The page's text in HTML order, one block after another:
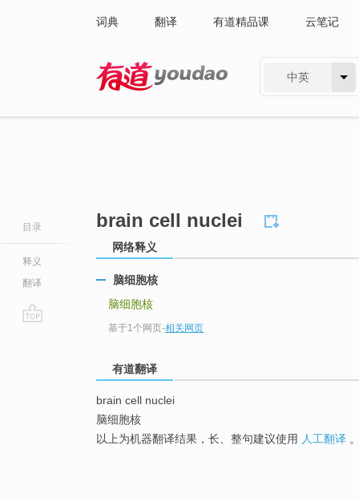
词典 翻译 有道精品课 云笔记
中英
目录
释义
翻译
brain cell nuclei
网络释义
脑细胞核
脑细胞核
基于1个网页-相关网页
有道翻译
brain cell nuclei
脑细胞核
以上为机器翻译结果，长、整句建议使用 人工翻译